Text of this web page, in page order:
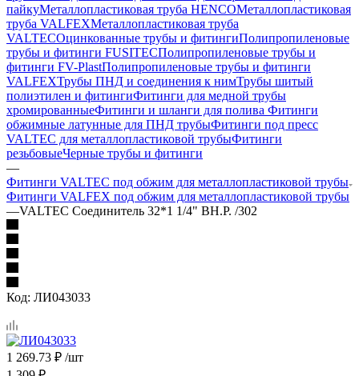
пайкуМеталлопластиковая труба HENCOМеталлопластиковая
труба VALFEXМеталлопластиковая труба
VALTECОцинкованные трубы и фитингиПолипропиленовые
трубы и фитинги FUSITECПолипропиленовые трубы и
фитинги FV-PlastПолипропиленовые трубы и фитинги
VALFEXТрубы ПНД и соединения к нимТрубы шитый
полиэтилен и фитингиФитинги для медной трубы
хромированныеФитинги и шланги для полива Фитинги
обжимные латунные для ПНД трубыФитинги под пресс
VALTEC для металлопластиковой трубыФитинги
резьбовыеЧерные трубы и фитинги
—
Фитинги VALTEC под обжим для металлопластиковой трубы
Фитинги VALFEX под обжим для металлопластиковой трубы
—VALTEC Соединитель 32*1 1/4" ВН.Р. /302
Код: ЛИ043033
1 269.73 ₽ /шт